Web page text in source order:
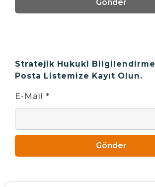
Gönder
Stratejik Hukuki Bilgilendirme
Posta Listemize Kayıt Olun.
E-Mail *
Gönder